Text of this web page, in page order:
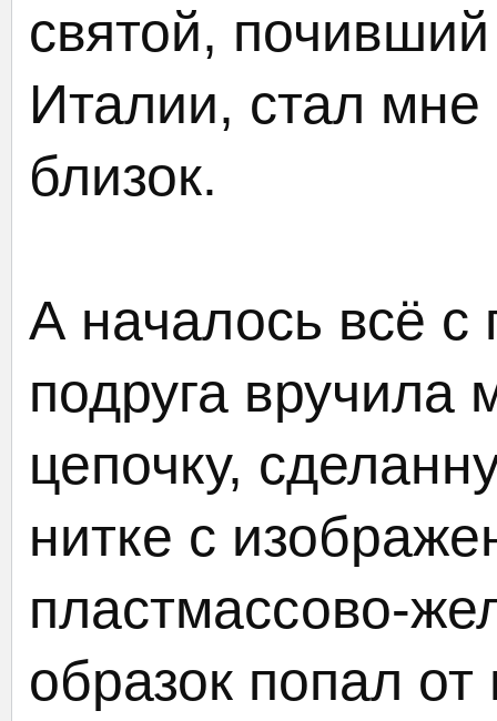
святой,
Италии, стал
близок.
А началось всё с
подруга
цепочку,
нитке с
пластмассово-
образок попал